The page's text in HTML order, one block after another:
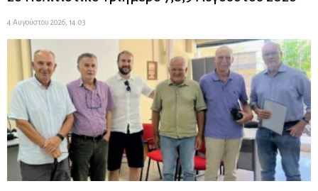
4 Αυγούστου 2026, 14:03